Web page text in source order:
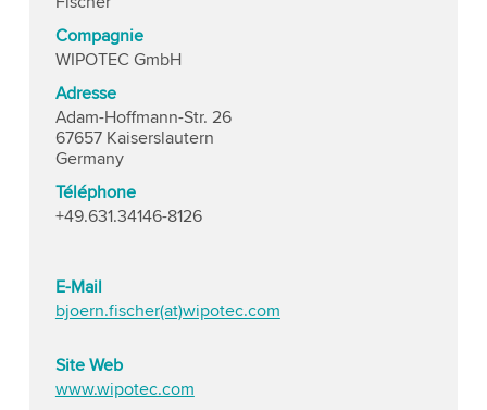
Compagnie
WIPOTEC GmbH
Adresse
Adam-Hoffmann-Str. 26
67657 Kaiserslautern
Germany
Téléphone
+49.631.34146-8126
E-Mail
bjoern.fischer(at)wipotec.com
Site Web
www.wipotec.com